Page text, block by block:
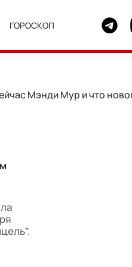
ГОРОСКОП
Мэнди Мур и что